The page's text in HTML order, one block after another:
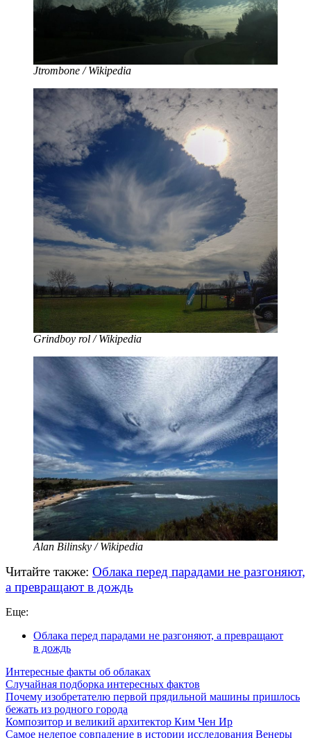
Jtrombone / Wikipedia
Grindboy rol / Wikipedia
Alan Bilinsky / Wikipedia
Читайте также: Облака перед парадами не разгоняют,
а превращают в дождь
Еще:
Облака перед парадами не разгоняют, а превращают
в дождь
Интересные факты об облаках
Случайная подборка интересных фактов
Почему изобретателю первой прядильной машины пришлось
бежать из родного города
Композитор и великий архитектор Ким Чен Ир
Самое нелепое совпадение в истории исследования Венеры